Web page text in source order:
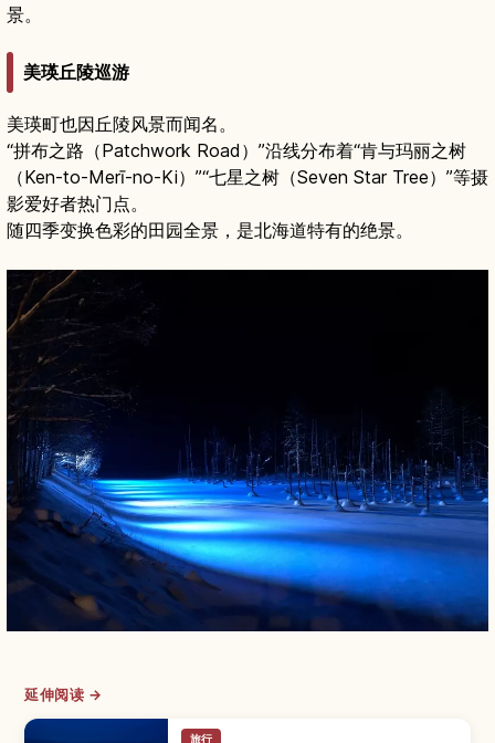
景。
美瑛丘陵巡游
美瑛町也因丘陵风景而闻名。
“拼布之路（Patchwork Road）”沿线分布着“肯与玛丽之树
（Ken-to-Merī-no-Ki）”“七星之树（Seven Star Tree）”等摄
影爱好者热门点。
随四季变换色彩的田园全景，是北海道特有的绝景。
延伸阅读 →
旅行